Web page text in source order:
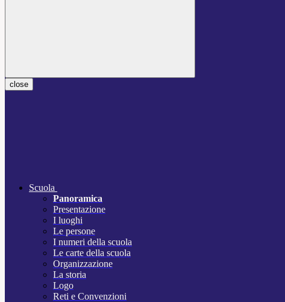
close
Scuola
Panoramica
Presentazione
I luoghi
Le persone
I numeri della scuola
Le carte della scuola
Organizzazione
La storia
Logo
Reti e Convenzioni